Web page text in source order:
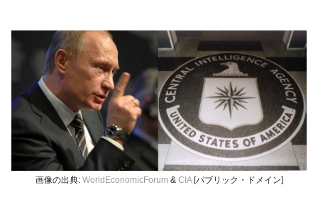
画像の出典: WorldEconomicForum & CIA[パブリック・ドメイン]